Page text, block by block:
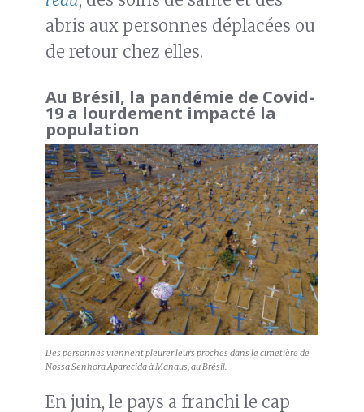
abris aux personnes déplacées ou
de retour chez elles.
Au Brésil, la pandémie de Covid-
19 a lourdement impacté la
population
Des personnes viennent pleurer leurs proches dans le cimetière de
Nossa Senhora Aparecida à Manaus, au Brésil.
En juin, le pays a franchi le cap